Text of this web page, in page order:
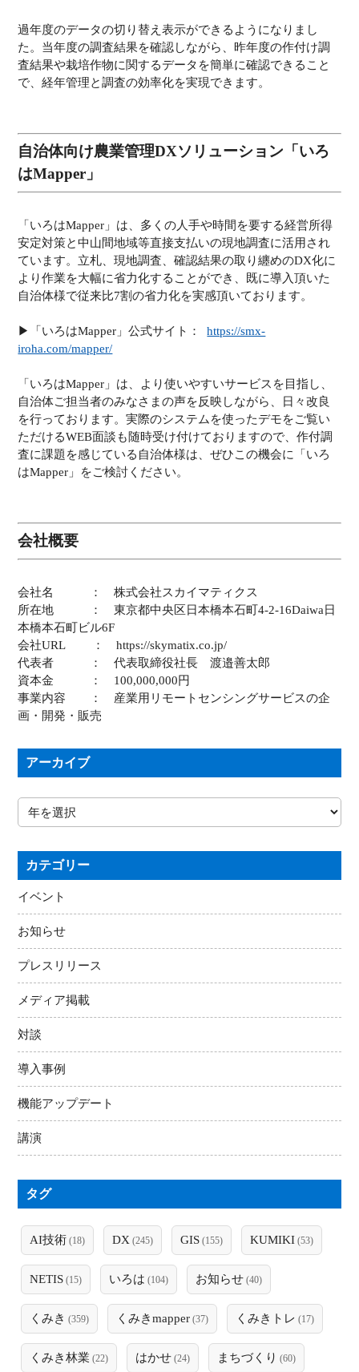
過年度のデータの切り替え表示ができるようになりまし
た。当年度の調査結果を確認しながら、昨年度の作付け調
査結果や栽培作物に関するデータを簡単に確認できること
で、経年管理と調査の効率化を実現できます。
自治体向け農業管理DXソリューション「いろ
はMapper」
「いろはMapper」は、多くの人手や時間を要する経営所得
安定対策と中山間地域等直接支払いの現地調査に活用され
ています。立札、現地調査、確認結果の取り纏めのDX化に
より作業を大幅に省力化することができ、既に導入頂いた
自治体様で従来比7割の省力化を実感頂いております。
▶︎「いろはMapper」公式サイト：https://smx-
iroha.com/mapper/
「いろはMapper」は、より使いやすいサービスを目指し、
自治体ご担当者のみなさまの声を反映しながら、日々改良
を行っております。実際のシステムを使ったデモをご覧い
ただけるWEB面談も随時受け付けておりますので、作付調
査に課題を感じている自治体様は、ぜひこの機会に「いろ
はMapper」をご検討ください。
会社概要
会社名 ： 株式会社スカイマティクス
所在地 ： 東京都中央区日本橋本石町4-2-16Daiwa日
本橋本石町ビル6F
会社URL ： https://skymatix.co.jp/
代表者 ： 代表取締役社長 渡邉善太郎
資本金 ： 100,000,000円
事業内容 ： 産業用リモートセンシングサービスの企
画・開発・販売
アーカイブ
カテゴリー
イベント
お知らせ
プレスリリース
メディア掲載
対談
導入事例
機能アップデート
講演
タグ
AI技術 (18) DX (245) GIS (155) KUMIKI (53)
NETIS (15) いろは (104) お知らせ (40)
くみき (359) くみきmapper (37) くみきトレ (17)
くみき林業 (22) はかせ (24) まちづくり (60)